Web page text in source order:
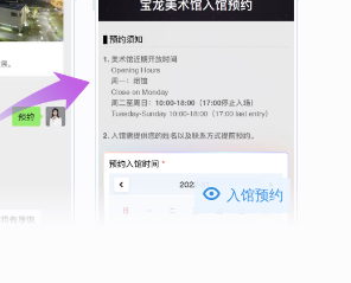
 入馆预约